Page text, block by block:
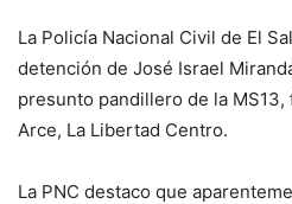
La Policía Nacional Civil de El
detención de José Israel
presunto pandillero de la
Arce, La Libertad Centro.
La PNC destaco que